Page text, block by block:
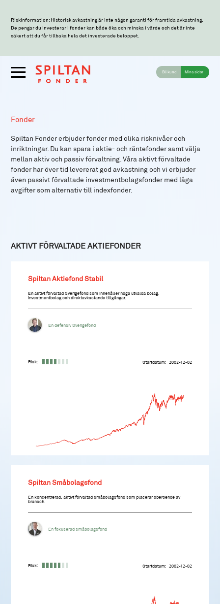
Riskinformation: Historisk avkastning är inte någon garanti för framtida avkastning.
De pengar du investerar i fonder kan både öka och minska i värde och det är inte
säkert att du får tillbaka hela det investerade beloppet.
Bli kund Mina sidor
Fonder
Spiltan Fonder erbjuder fonder med olika risknivåer och
inriktningar. Du kan spara i aktie- och räntefonder samt välja
mellan aktiv och passiv förvaltning. Våra aktivt förvaltade
fonder har över tid levererat god avkastning och vi erbjuder
även passivt förvaltade investmentbolagsfonder med låga
avgifter som alternativ till indexfonder.
AKTIVT FÖRVALTADE AKTIEFONDER
Spiltan Aktiefond Stabil
En aktivt förvaltad Sverigefond som innehåller noga utvalda bolag,
investmentbolag och direktavkastande tillgångar.
En defensiv Sverigefond
Risk: Startdatum 2002-12-02
Spiltan Småbolagsfond
En koncentrerad, aktivt förvaltad småbolagsfond som placerar oberoende av
bransch.
En fokuserad småbolagsfond
Risk: Startdatum 2002-12-02